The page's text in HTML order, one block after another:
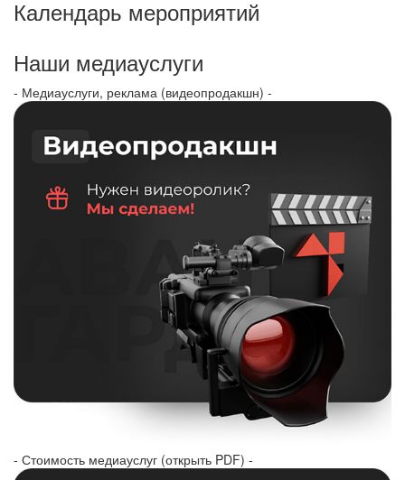
Календарь мероприятий
Наши медиауслуги
- Медиауслуги, реклама (видеопродакшн) -
- Стоимость медиауслуг (открыть PDF) -